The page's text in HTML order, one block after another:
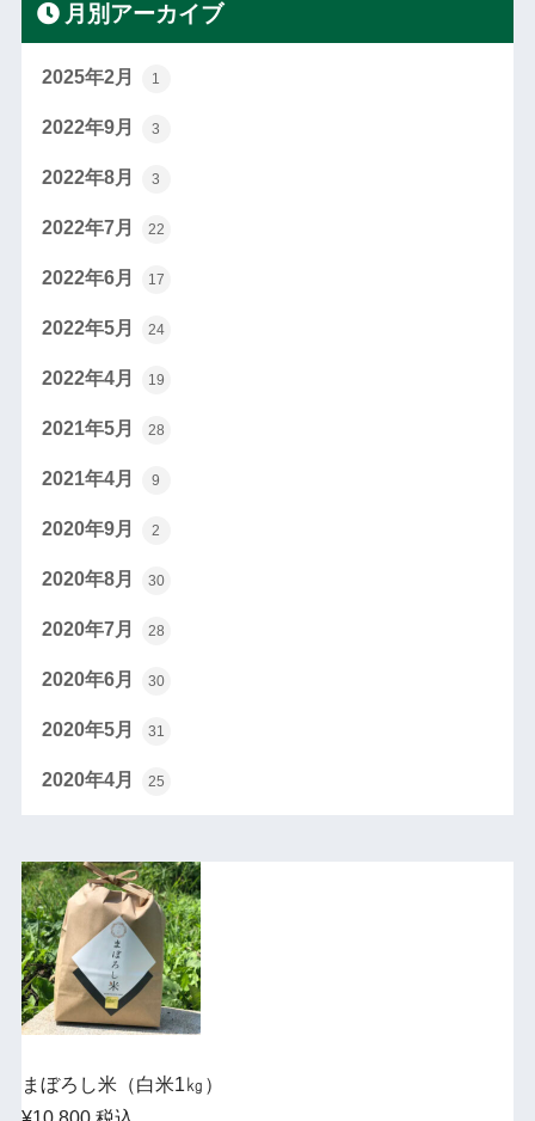
月別アーカイブ
2025年2月 1
2022年9月 3
2022年8月 3
2022年7月 22
2022年6月 17
2022年5月 24
2022年4月 19
2021年5月 28
2021年4月 9
2020年9月 2
2020年8月 30
2020年7月 28
2020年6月 30
2020年5月 31
2020年4月 25
まぼろし米（白米1㎏）